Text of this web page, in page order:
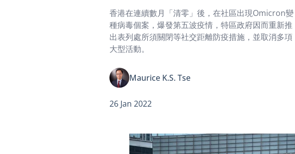
香港在連續數月「清零」後，在社區出現Omicron變
種病毒個案，爆發第五波疫情，特區政府因而重新推
出表列處所須關閉等社交距離防疫措施，並取消多項
大型活動。
Maurice K.S. Tse
26 Jan 2022